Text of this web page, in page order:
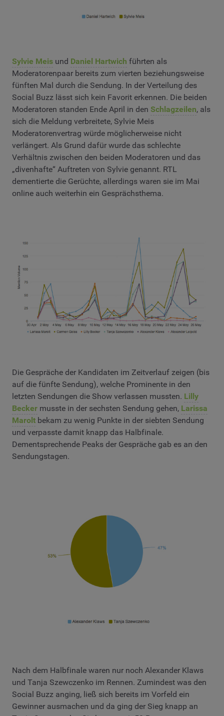
Sylvie Meis und Daniel Hartwich führten als
Moderatorenpaar bereits zum vierten beziehungsweise
fünften Mal durch die Sendung. In der Verteilung des
Social Buzz lässt sich kein Favorit erkennen. Die beiden
Moderatoren standen Ende April in den Schlagzeilen, als
sich die Meldung verbreitete, Sylvie Meis
Moderatorenvertrag würde möglicherweise nicht
verlängert. Als Grund dafür wurde das schlechte
Verhältnis zwischen den beiden Moderatoren und das
„divenhafte“ Auftreten von Sylvie genannt. RTL
dementierte die Gerüchte, allerdings waren sie im Mai
online auch weiterhin ein Gesprächsthema.
Die Gespräche der Kandidaten im Zeitverlauf zeigen (bis
auf die fünfte Sendung), welche Prominente in den
letzten Sendungen die Show verlassen mussten. Lilly
Becker musste in der sechsten Sendung gehen, Larissa
Marolt bekam zu wenig Punkte in der siebten Sendung
und verpasste damit knapp das Halbfinale.
Dementsprechende Peaks der Gespräche gab es an den
Sendungstagen.
Nach dem Halbfinale waren nur noch Alexander Klaws
und Tanja Szewczenko im Rennen. Zumindest was den
Social Buzz anging, ließ sich bereits im Vorfeld ein
Gewinner ausmachen und da ging der Sieg knapp an